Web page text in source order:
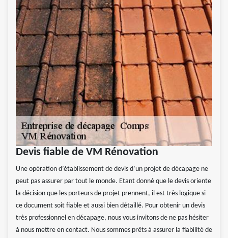
Devis fiable de VM Rénovation
Une opération d’établissement de devis d’un projet de décapage ne
peut pas assurer par tout le monde. Etant donné que le devis oriente
la décision que les porteurs de projet prennent, il est très logique si
ce document soit fiable et aussi bien détaillé. Pour obtenir un devis
très professionnel en décapage, nous vous invitons de ne pas hésiter
à nous mettre en contact. Nous sommes prêts à assurer la fiabilité de